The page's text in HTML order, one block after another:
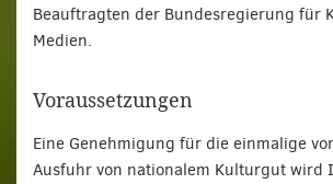
Beauftragten der Bundesregierung für
Medien.
Voraussetzungen
Eine Genehmigung für die einmalige
Ausfuhr von nationalem Kulturgut wird